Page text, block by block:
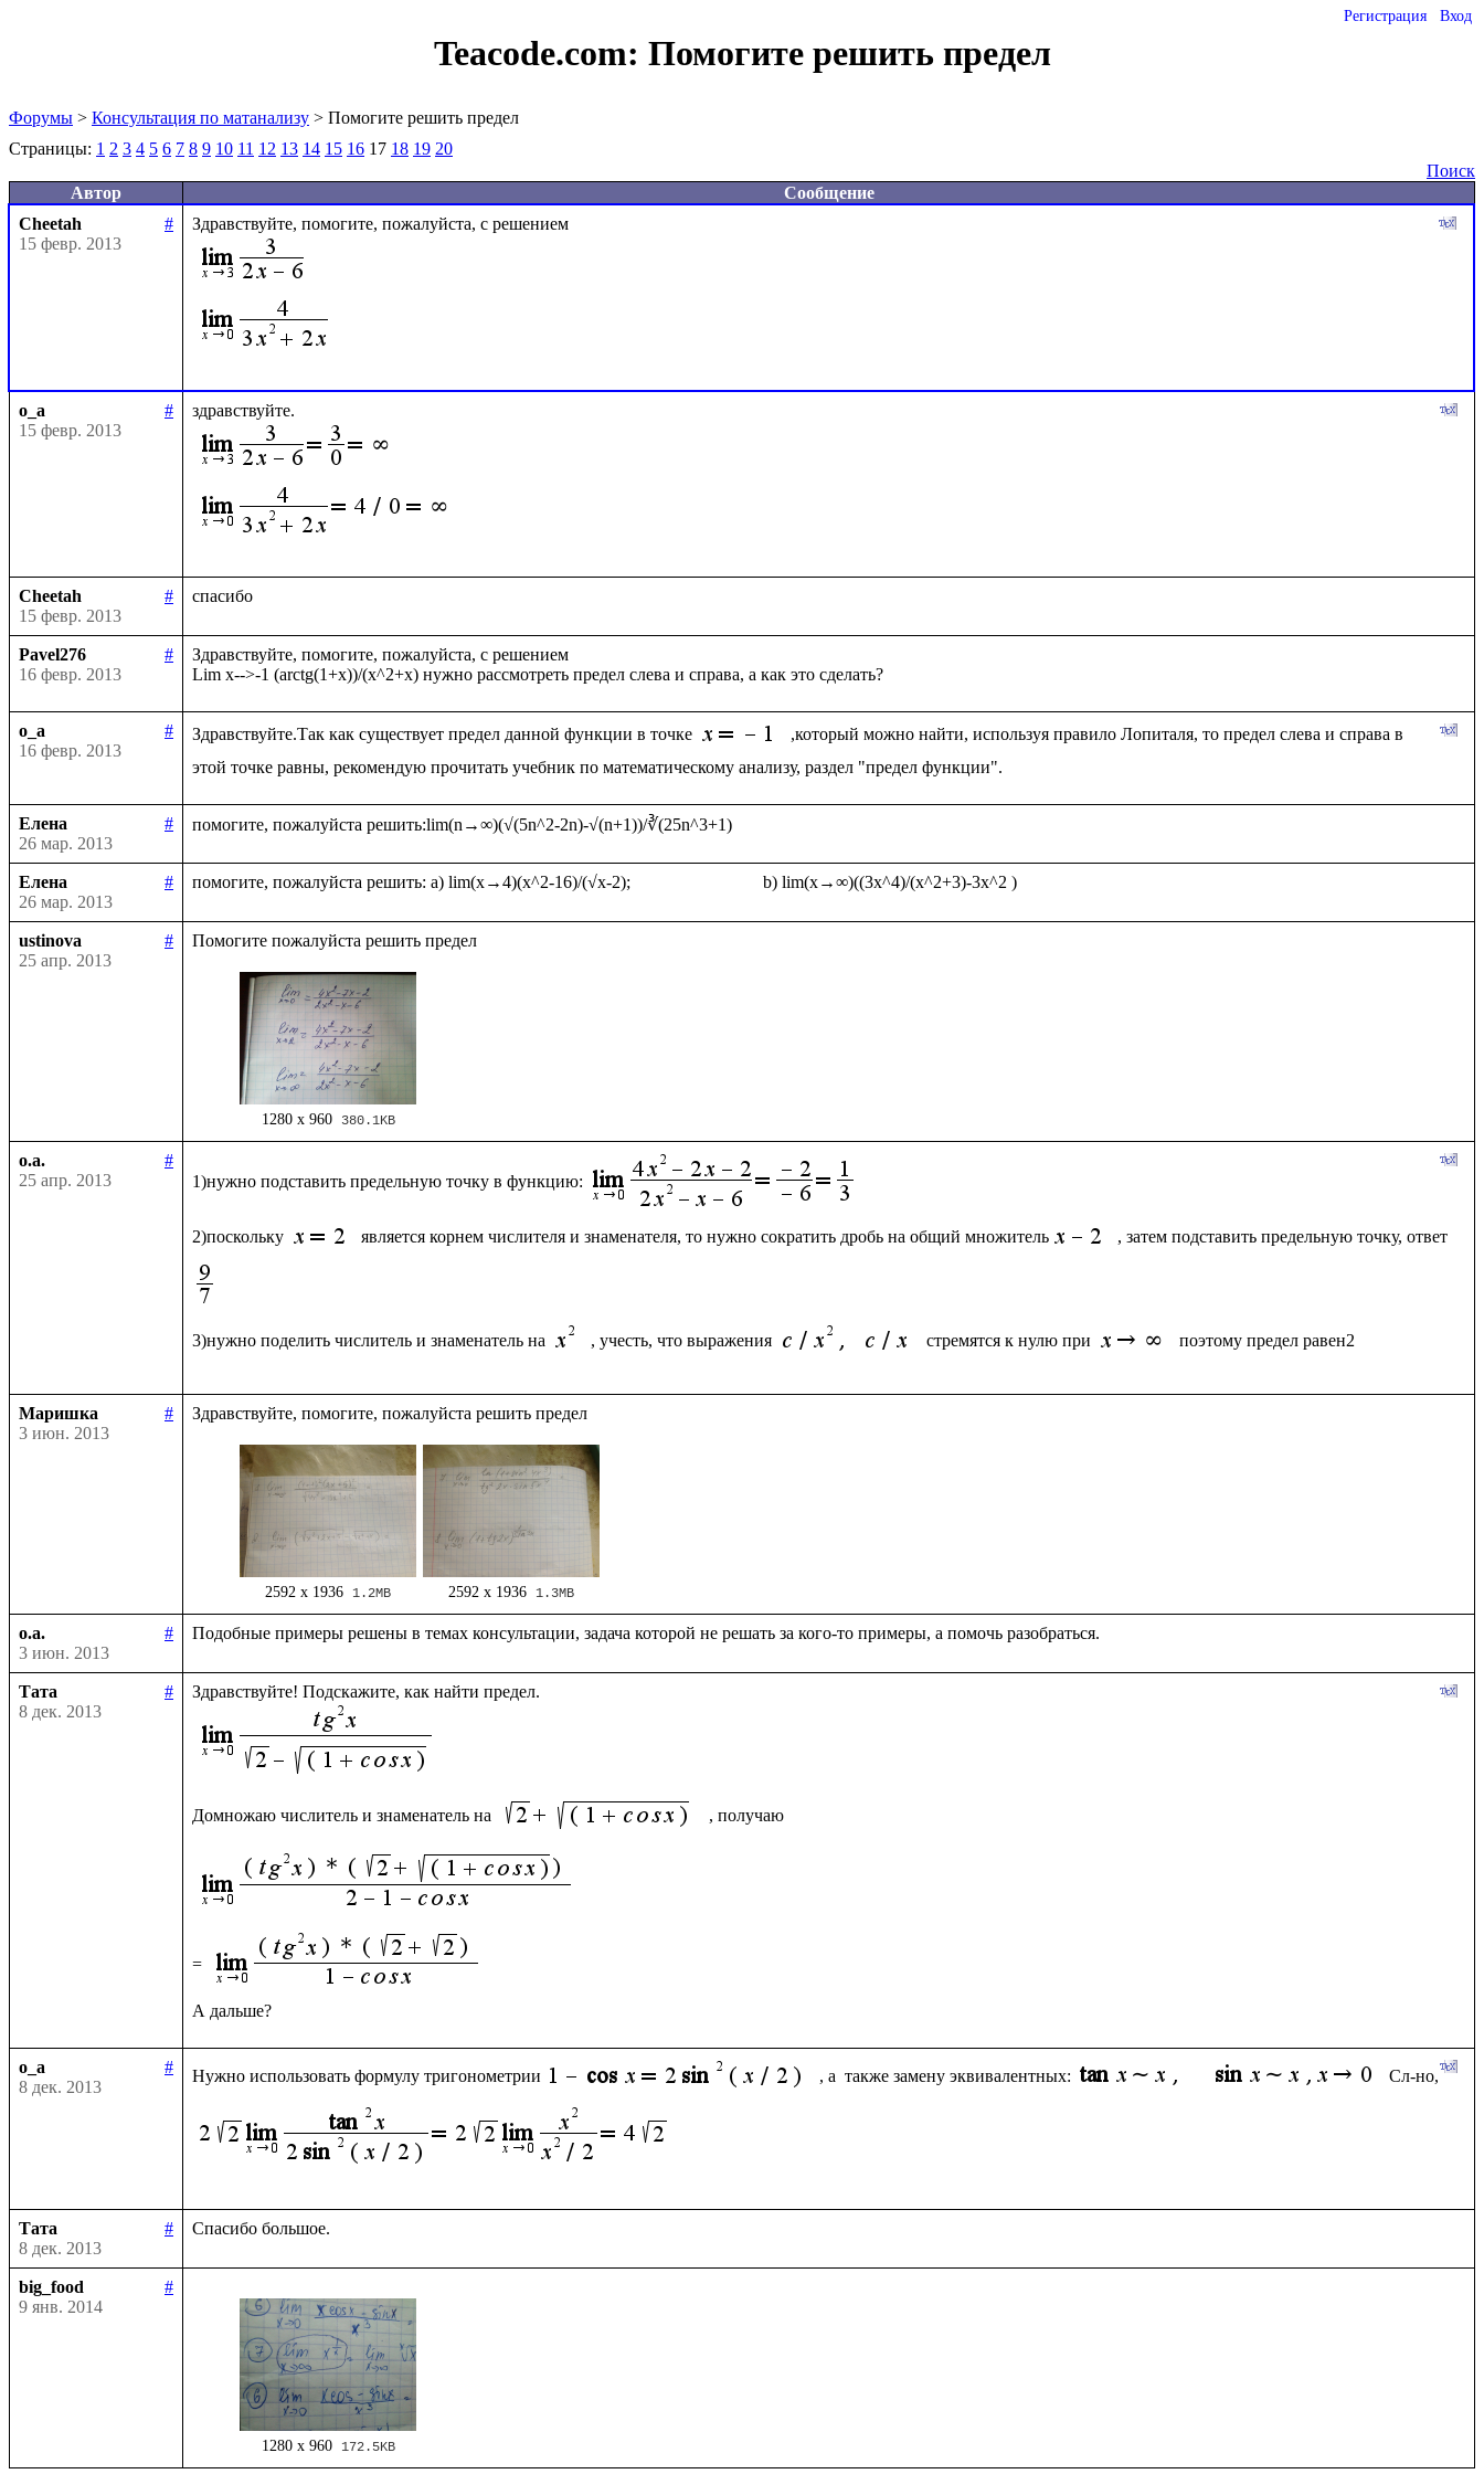
Регистрация Вход
Teacode.com: Помогите решить предел
Форумы > Консультация по матанализу > Помогите решить предел
Страницы: 1 2 3 4 5 6 7 8 9 10 11 12 13 14 15 16 17 18 19 20
Поиск
Автор
Сообщение
Cheetah
#
15 февр. 2013
o_a
#
15 февр. 2013
Cheetah
#
15 февр. 2013
Pavel276
#
16 февр. 2013
Здравствуйте, помогите, пожалуйста, с решением
o_a
#
16 февр. 2013
Здравствуйте.Так как существует предел данной функции в точке
,который можно найти, используя правило Лопиталя, то предел слева и справа в
Елена
#
26 мар. 2013
Елена
#
26 мар. 2013
ustinova
#
25 апр. 2013
1280 x 960 380.1KB
o.a.
#
25 апр. 2013
1)нужно подставить предельную точку в функцию:
2)поскольку является корнем числителя и знаменателя, то нужно сократить дробь на общий множитель , затем подставить предельную точку, ответ
3)нужно поделить числитель и знаменатель на , учесть, что выражения стремятся к нулю при
Маришка
#
3 июн. 2013
2592 x 1936 1.2MB 2592 x 1936 1.3MB
o.a.
#
3 июн. 2013
Тата
#
8 дек. 2013
Домножаю числитель и знаменатель на
=
o_a
#
8 дек. 2013
Нужно использовать формулу тригонометрии , а  также замену эквивалентных: Сл-но,
Тата
#
8 дек. 2013
big_food
#
9 янв. 2014
1280 x 960 172.5KB